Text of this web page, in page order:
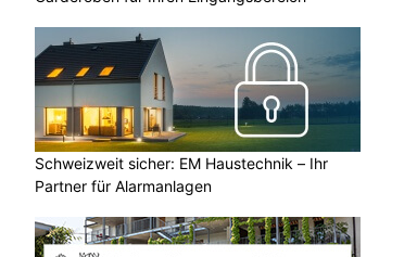
Schweizweit sicher: EM Haustechnik – Ihr
Partner für Alarmanlagen